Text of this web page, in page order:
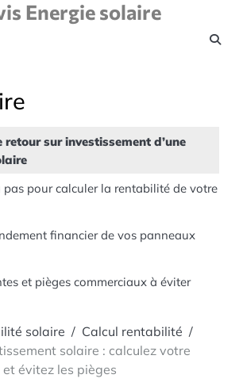
Energie solaire
solaire
Calcul rentabilité
solaire : calculez votre
évitez les pièges
retour sur investissement d’une
pas pour calculer la rentabilité de votre
financier de vos panneaux
et pièges commerciaux à éviter